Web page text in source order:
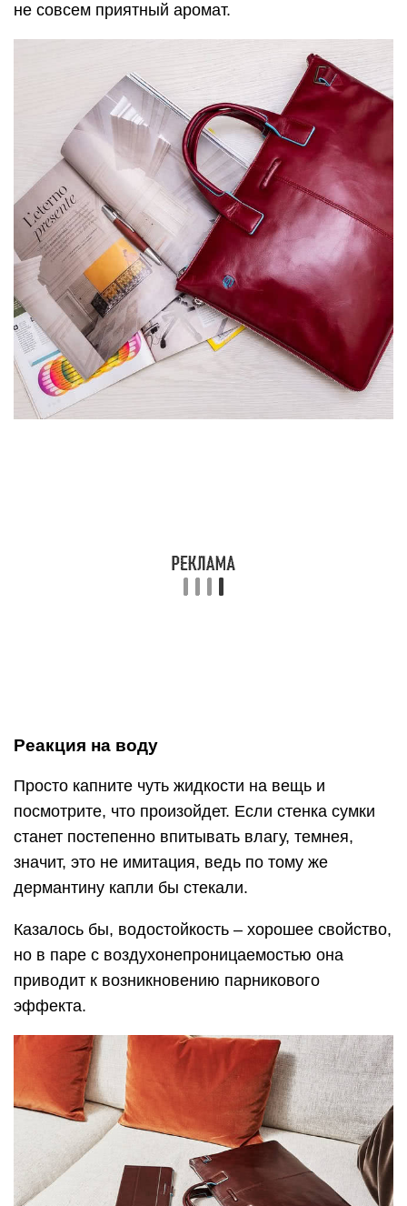
не совсем приятный аромат.
значит, это не имитация, ведь по тому же
дермантину капли бы стекали.
Тактильная проверка
Когда не знаете, как определить настоящую кожу
и отличить ее от искусственной, зажмите ткань
сумки между пальцами. Если она быстро